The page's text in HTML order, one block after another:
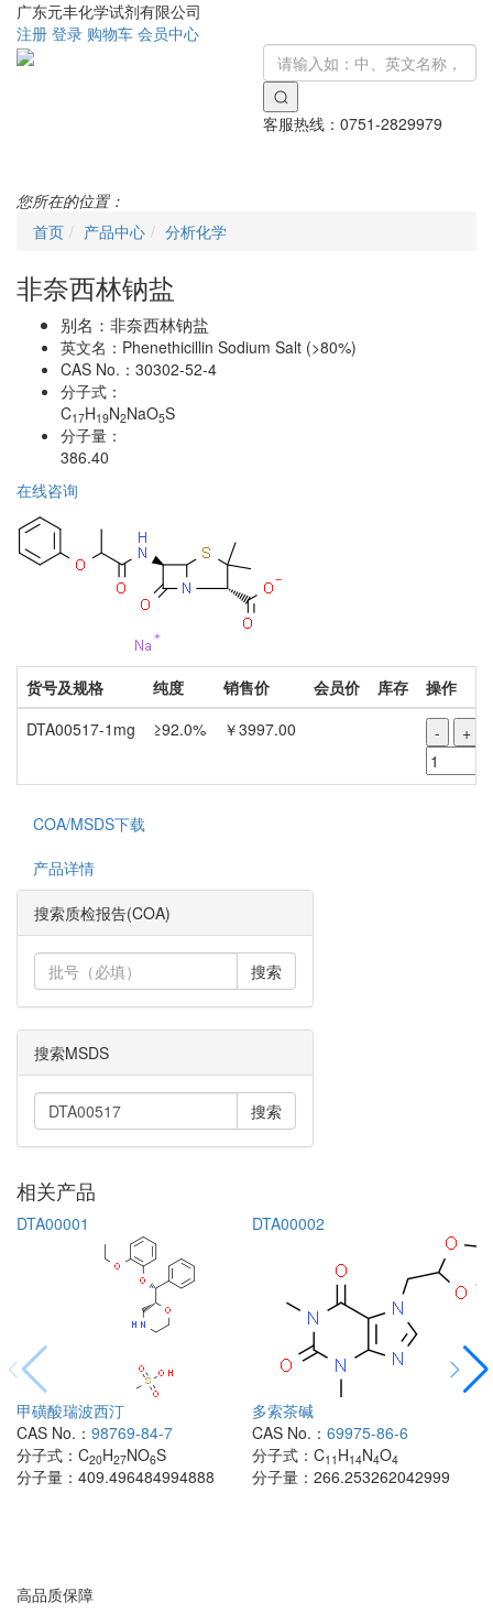
广东元丰化学试剂有限公司
注册 登录 购物车 会员中心
客服热线： 0751-2829979
您所在的位置：
首页
产品中心 分析化学
非奈西林钠盐
别名： 非奈西林钠盐
英文名： Phenethicillin Sodium Salt (>80%)
CAS No.： 30302-52-4
分子式：
C17H19N2NaO5S
分子量：
386.40
在线咨询
货号及规格 纯度 销售价 会员价 库存
操作
DTA00517-1mg
≥92.0% ￥3997.00 - +
COA/MSDS下载
产品详情
搜索质检报告(COA)
搜索
搜索MSDS
搜索
相关产品
DTA00001
甲磺酸瑞波西汀
CAS No.： 98769-84-7
分子式： C20H27NO6S
分子量： 409.496484994888
DTA00002
多索茶碱
CAS No.： 69975-86-6
分子式： C11 H14N4O4
分子量： 266.253262042999
高品质保障